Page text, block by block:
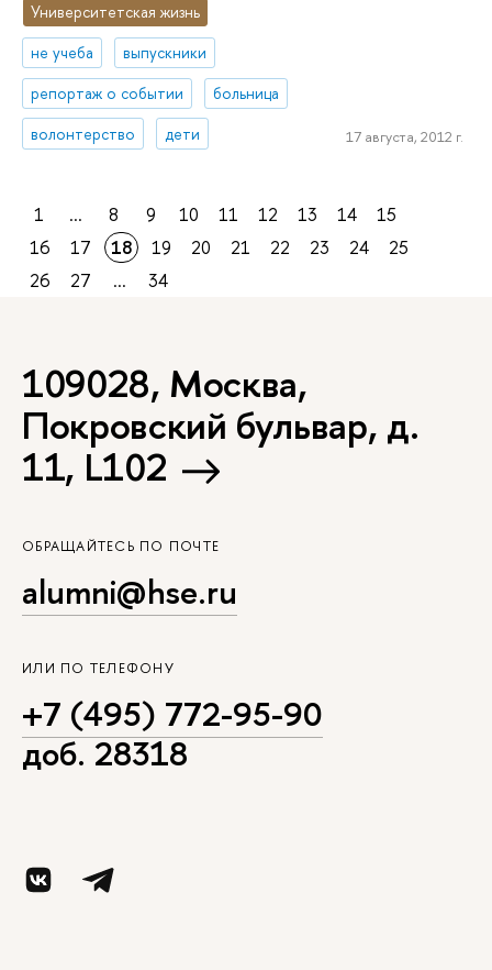
Университетская жизнь
не учеба
выпускники
репортаж о событии
больница
волонтерство
дети 17 августа, 2012 г.
1 ... 8 9 10 11 12 13 14
15
16
17 18 19 20 21 22 23 24
25
26
27 ... 34
109028, Москва,
Покровский бульвар, д.
11, L102
ОБРАЩАЙТЕСЬ ПО ПОЧТЕ
alumni@hse.ru
ИЛИ ПО ТЕЛЕФОНУ
+7 (495) 772-95-90
доб. 28318